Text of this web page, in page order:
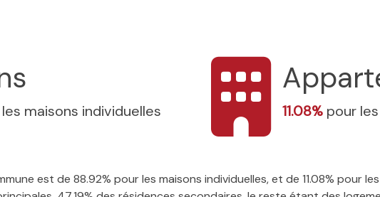
maisons individuelles 11.08% pour
est de 88.92% pour les maisons individuelles, et de 11.08% pour